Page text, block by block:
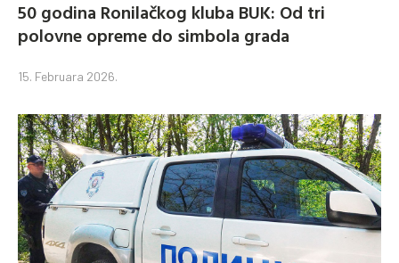
50 godina Ronilačkog kluba BUK: Od tri
polovne opreme do simbola grada
15. Februara 2026.